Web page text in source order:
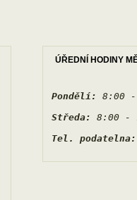
ÚŘEDNÍ HODINY
Pondělí: 8:00 -
Středa: 8:00 -
Tel. podatelna: